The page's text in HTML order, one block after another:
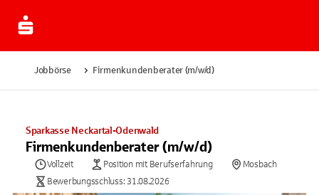
Jobbörse Firmenkundenberater (m/w/d)
Sparkasse Neckartal-Odenwald
Firmenkundenberater (m/w/d)
Vollzeit Position mit Berufserfahrung
Mosbach
Bewerbungsschluss: 31.08.2026